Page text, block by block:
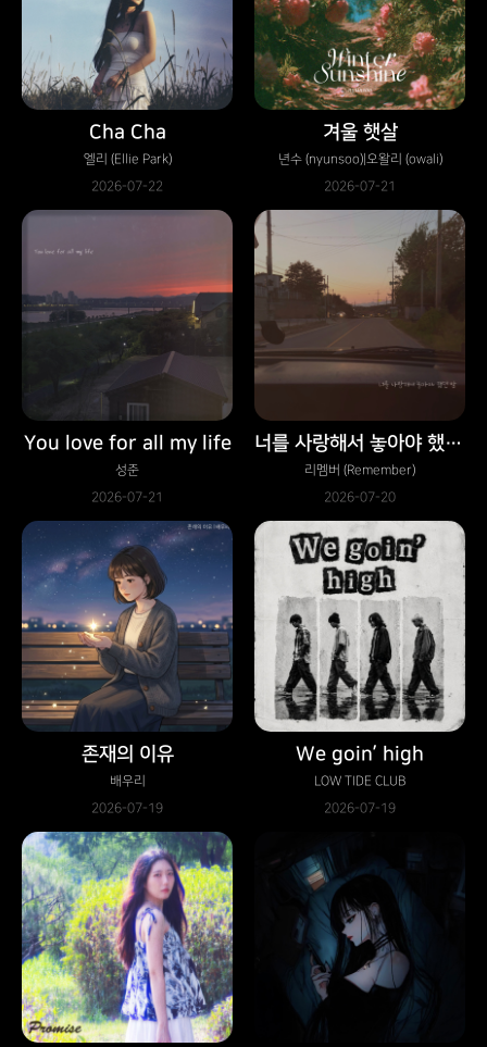
Cha Cha
엘리 (Ellie Park)
2026-07-22
겨울 햇살
년수 (nyunsoo)|오왈리 (owali)
2026-07-21
You love for all my life
성준
2026-07-21
너를 사랑해서 놓아야 했던 밤
리멤버 (Remember)
2026-07-20
존재의 이유
배우리
2026-07-19
We goin’ high
LOW TIDE CLUB
2026-07-19